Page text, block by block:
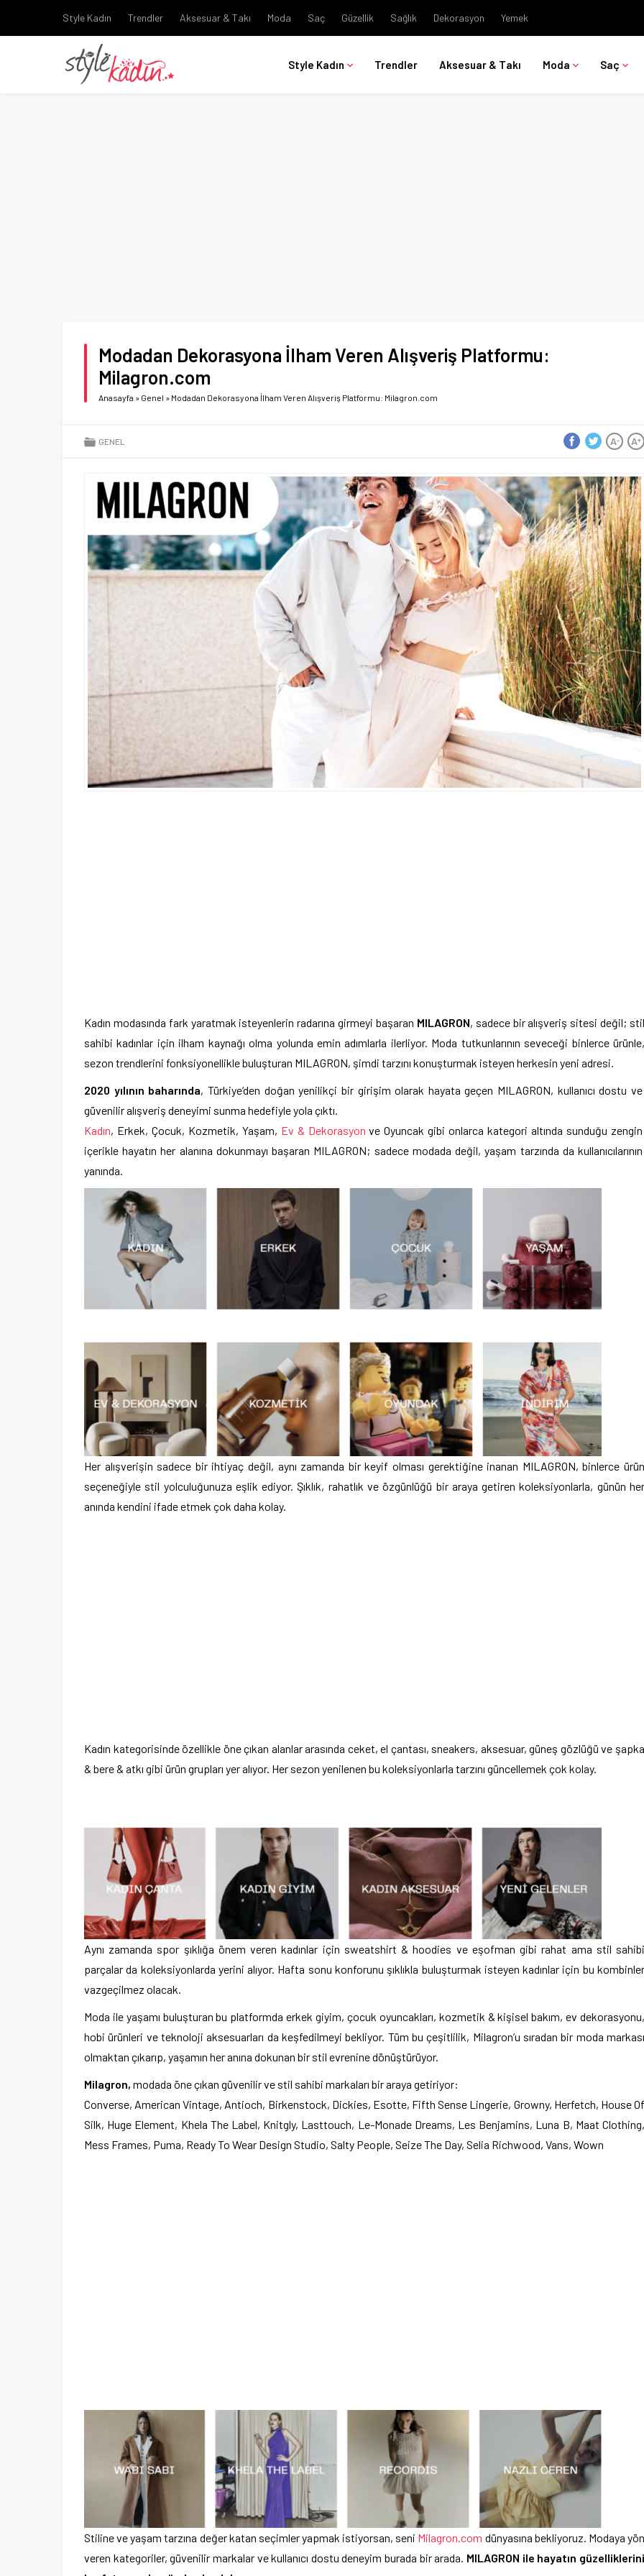
Style Kadın Trendler Aksesuar & Takı Moda Saç Güzellik Sağlık Dekorasyon Yemek
Style Kadın Trendler Aksesuar & Takı Moda Saç
Modadan Dekorasyona İlham Veren Alışveriş Platformu:
Milagron.com
Anasayfa » Genel » Modadan Dekorasyona İlham Veren Alışveriş Platformu: Milagron.com
GENEL A+
A-
Kadın modasında fark yaratmak isteyenlerin radarına girmeyi başaran MILAGRON, sadece bir alışveriş sitesi değil;
sahibi kadınlar için ilham kaynağı olma yolunda emin adımlarla ilerliyor. Moda tutkunlarının seveceği binlerce ürünle,
sezon trendlerini fonksiyonellikle buluşturan MILAGRON, şimdi tarzını konuşturmak isteyen herkesin yeni adresi.
2020 yılının baharında, Türkiye’den doğan yenilikçi bir girişim olarak hayata geçen MILAGRON, kullanıcı dostu ve
güvenilir alışveriş deneyimi sunma hedefiyle yola çıktı.
Kadın, Erkek, Çocuk, Kozmetik, Yaşam, Ev & Dekorasyon ve Oyuncak gibi onlarca kategori altında sunduğu zengin
içerikle hayatın her alanına dokunmayı başaran MILAGRON; sadece modada değil, yaşam tarzında da kullanıcılarının
yanında.
Her alışverişin sadece bir ihtiyaç değil, aynı zamanda bir keyif olması gerektiğine inanan MILAGRON, binlerce ürün
seçeneğiyle stil yolculuğunuza eşlik ediyor. Şıklık, rahatlık ve özgünlüğü bir araya getiren koleksiyonlarla, günün her
anında kendini ifade etmek çok daha kolay.
Kadın kategorisinde özellikle öne çıkan alanlar arasında ceket, el çantası, sneakers, aksesuar, güneş gözlüğü ve şapka
& bere & atkı gibi ürün grupları yer alıyor. Her sezon yenilenen bu koleksiyonlarla tarzını güncellemek çok kolay.
Aynı zamanda spor şıklığa önem veren kadınlar için sweatshirt & hoodies ve eşofman gibi rahat ama stil sahibi
parçalar da koleksiyonlarda yerini alıyor. Hafta sonu konforunu şıklıkla buluşturmak isteyen kadınlar için bu kombinler
vazgeçilmez olacak.
Moda ile yaşamı buluşturan bu platformda erkek giyim, çocuk oyuncakları, kozmetik & kişisel bakım, ev dekorasyonu,
hobi ürünleri ve teknoloji aksesuarları da keşfedilmeyi bekliyor. Tüm bu çeşitlilik, Milagron’u sıradan bir moda markası
olmaktan çıkarıp, yaşamın her anına dokunan bir stil evrenine dönüştürüyor.
Milagron, modada öne çıkan güvenilir ve stil sahibi markaları bir araya getiriyor:
Converse, American Vintage, Antioch, Birkenstock, Dickies, Esotte, Fifth Sense Lingerie, Growny, Herfetch, House Of
Silk, Huge Element, Khela The Label, Knitgly, Lasttouch, Le-Monade Dreams, Les Benjamins, Luna B, Maat Clothing,
Mess Frames, Puma, Ready To Wear Design Studio, Salty People, Seize The Day, Selia Richwood, Vans, Wown
Stiline ve yaşam tarzına değer katan seçimler yapmak istiyorsan, seni Milagron.com dünyasına bekliyoruz. Modaya
veren kategoriler, güvenilir markalar ve kullanıcı dostu deneyim burada bir arada. MILAGRON ile hayatın